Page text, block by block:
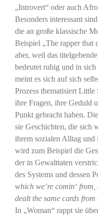
„Introvert“ oder auch
Besonders interessant
die an große klassische
Beispiel „The rapper that
aber, weil das
bedeutet ruhig und in
meint es sich auf sich
Prozess thematisiert
ihre Fragen, ihre Geduld
Punkt gebracht haben.
sie Geschichten, die sich
ihrem sozialen Alltag
wird zum Beispiel die
der in Gewalttaten
des Systems und dessen
which we’re comin‘ from,
dealt the same cards from
In „Woman“ rappt sie